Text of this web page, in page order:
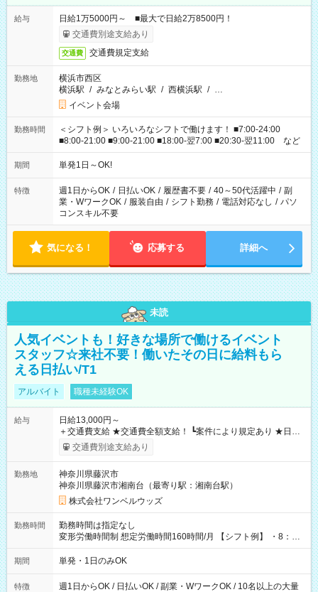
給与
日給1万5000円～ ■最大で日給2万8500円！
交通費別途支給あり
交通費 交通費規定支給
勤務地
横浜市西区
横浜駅 / みなとみらい駅 / 西横浜駅 / …
イベント会場
勤務時間
＜シフト例＞ いろいろなシフトで働けます！ ■7:00-24:00
■8:00-21:00 ■9:00-21:00 ■18:00-翌7:00 ■20:30-翌11:00 など
期間 単発1日～OK!
特徴 週1日からOK / 日払いOK / 履歴書不要 / 40～50代活躍中 / 副
業・WワークOK / 服装自由 / シフト勤務 / 電話対応なし / パソ
コンスキル不要
気になる！ 応募する 詳細へ
未読
人気イベントも！好きな場所で働けるイベント
スタッフ☆来社不要！働いたその日に給料もら
える日払い/T1
アルバイト 職種未経験OK
給与
日給13,000円～
＋交通費支給 ★交通費全額支給！ ┗案件により規定あり ★日払
いOK！（規定あり） ┗働いたその日に現金GET♪ お仕事後はコ
ンビニATMから 日払い分を引き落とせます！ 【試用期間】試
交通費別途支給あり
勤務地
神奈川県藤沢市
神奈川県藤沢市湘南台（最寄り駅：湘南台駅）
株式会社ワンベルウッズ
勤務時間
勤務時間は指定なし
変形労働時間制 想定労働時間160時間/月 【シフト例】 ・8：00
～21：00
期間 単発・1日のみOK
特徴
週1日からOK / 日払いOK / 副業・WワークOK / 10名以上の大量